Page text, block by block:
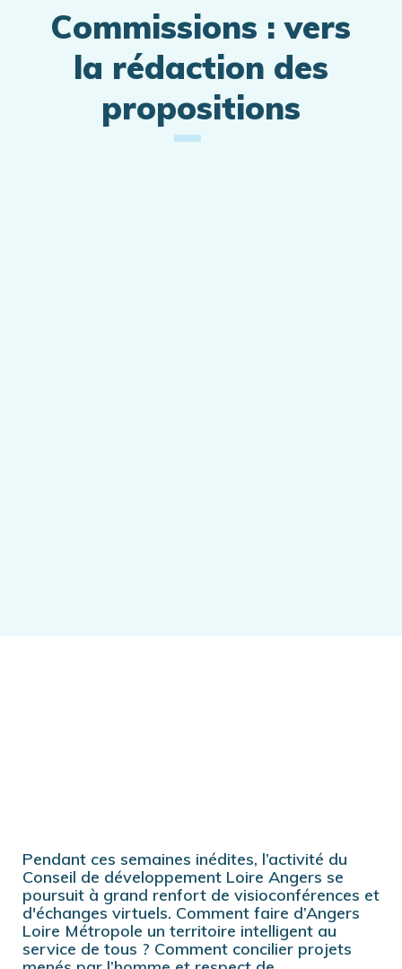
Commissions : vers
la rédaction des
propositions
Pendant ces semaines inédites, l’activité du
Conseil de développement Loire Angers se
poursuit à grand renfort de visioconférences et
d'échanges virtuels. Comment faire d’Angers
Loire Métropole un territoire intelligent au
service de tous ? Comment concilier projets